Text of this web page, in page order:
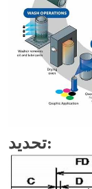
تحديد: